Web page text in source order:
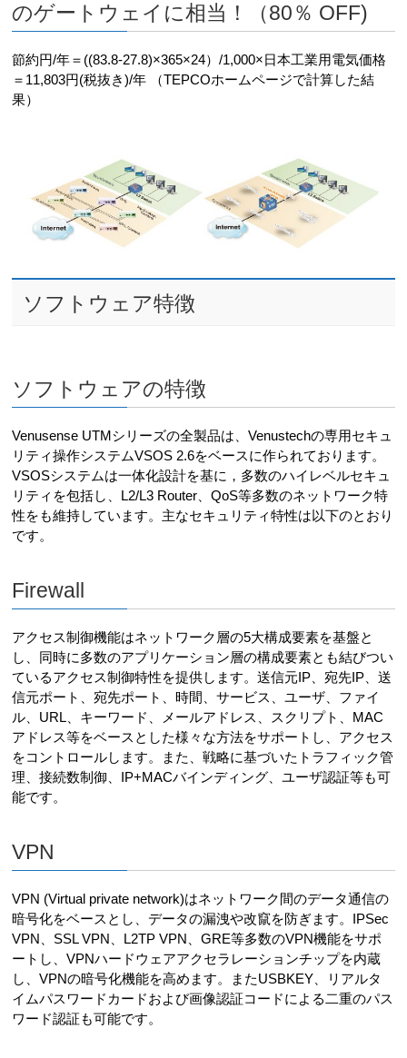
のゲートウェイに相当！（80％ OFF)
節約円/年＝((83.8-27.8)×365×24）/1,000×日本工業用電気価格
＝11,803円(税抜き)/年 （TEPCOホームページで計算した結
果）
ソフトウェア特徴
ソフトウェアの特徴
Venusense UTMシリーズの全製品は、Venustechの専用セキュ
リティ操作システムVSOS 2.6をベースに作られております。
VSOSシステムは一体化設計を基に，多数のハイレベルセキュ
リティを包括し、L2/L3 Router、QoS等多数のネットワーク特
性をも維持しています。主なセキュリティ特性は以下のとおり
です。
Firewall
アクセス制御機能はネットワーク層の5大構成要素を基盤と
し、同時に多数のアプリケーション層の構成要素とも結びつい
ているアクセス制御特性を提供します。送信元IP、宛先IP、送
信元ポート、宛先ポート、時間、サービス、ユーザ、ファイ
ル、URL、キーワード、メールアドレス、スクリプト、MAC
アドレス等をベースとした様々な方法をサポートし、アクセス
をコントロールします。また、戦略に基づいたトラフィック管
理、接続数制御、IP+MACバインディング、ユーザ認証等も可
能です。
VPN
VPN (Virtual private network)はネットワーク間のデータ通信の
暗号化をベースとし、データの漏洩や改竄を防ぎます。IPSec
VPN、SSL VPN、L2TP VPN、GRE等多数のVPN機能をサポ
ートし、VPNハードウェアアクセラレーションチップを内蔵
し、VPNの暗号化機能を高めます。またUSBKEY、リアルタ
イムパスワードカードおよび画像認証コードによる二重のパス
ワード認証も可能です。